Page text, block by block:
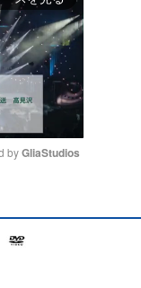
t
e
by GliaStudios